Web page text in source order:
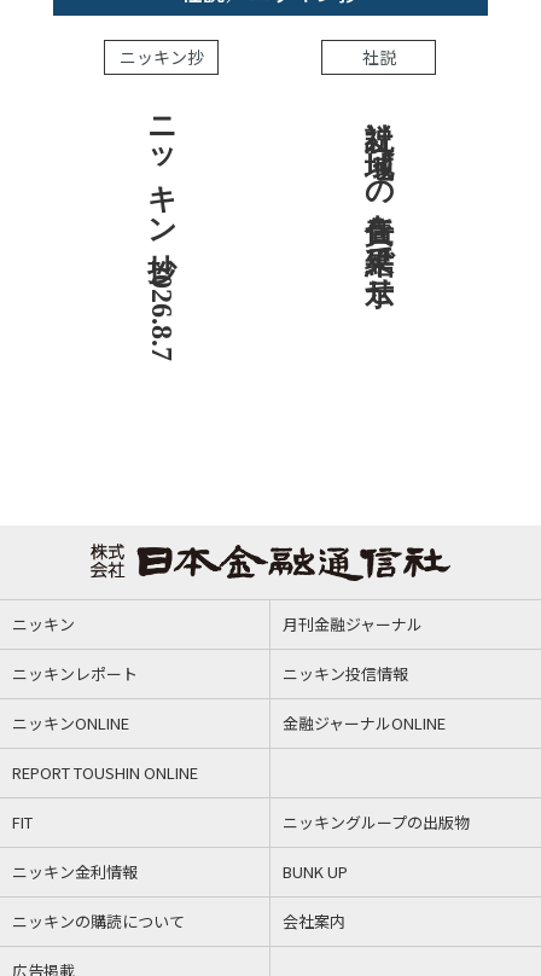
ニッキン抄
ニッキン抄 2026.8.7
社説
社説 地域への責任を結果で示せ
ニッキン 月刊金融ジャーナル
ニッキンレポート ニッキン投信情報
ニッキンONLINE 金融ジャーナルONLINE
REPORT TOUSHIN ONLINE
FIT ニッキングループの出版物
ニッキン金利情報 BUNK UP
ニッキンの購読について 会社案内
広告掲載